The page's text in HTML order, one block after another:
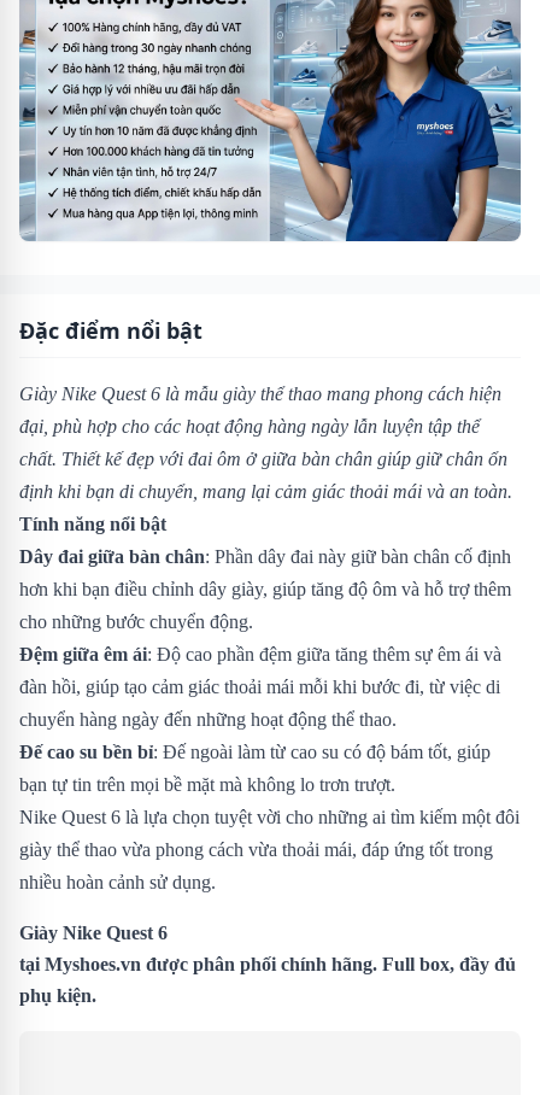
Đặc điểm nổi bật
Giày Nike Quest 6 là mẫu giày thể thao mang phong cách hiện
đại, phù hợp cho các hoạt động hàng ngày lẫn luyện tập thể
chất. Thiết kế đẹp với đai ôm ở giữa bàn chân giúp giữ chân ổn
định khi bạn di chuyển, mang lại cảm giác thoải mái và an toàn.
Tính năng nổi bật
Dây đai giữa bàn chân: Phần dây đai này giữ bàn chân cố định
hơn khi bạn điều chỉnh dây giày, giúp tăng độ ôm và hỗ trợ thêm
cho những bước chuyển động.
Đệm giữa êm ái: Độ cao phần đệm giữa tăng thêm sự êm ái và
đàn hồi, giúp tạo cảm giác thoải mái mỗi khi bước đi, từ việc di
chuyển hàng ngày đến những hoạt động thể thao.
Đế cao su bền bỉ: Đế ngoài làm từ cao su có độ bám tốt, giúp
bạn tự tin trên mọi bề mặt mà không lo trơn trượt.
Nike Quest 6 là lựa chọn tuyệt vời cho những ai tìm kiếm một đôi
giày thể thao vừa phong cách vừa thoải mái, đáp ứng tốt trong
nhiều hoàn cảnh sử dụng.
Giày Nike Quest 6
tại Myshoes.vn được phân phối chính hãng. Full box, đầy đủ
phụ kiện.